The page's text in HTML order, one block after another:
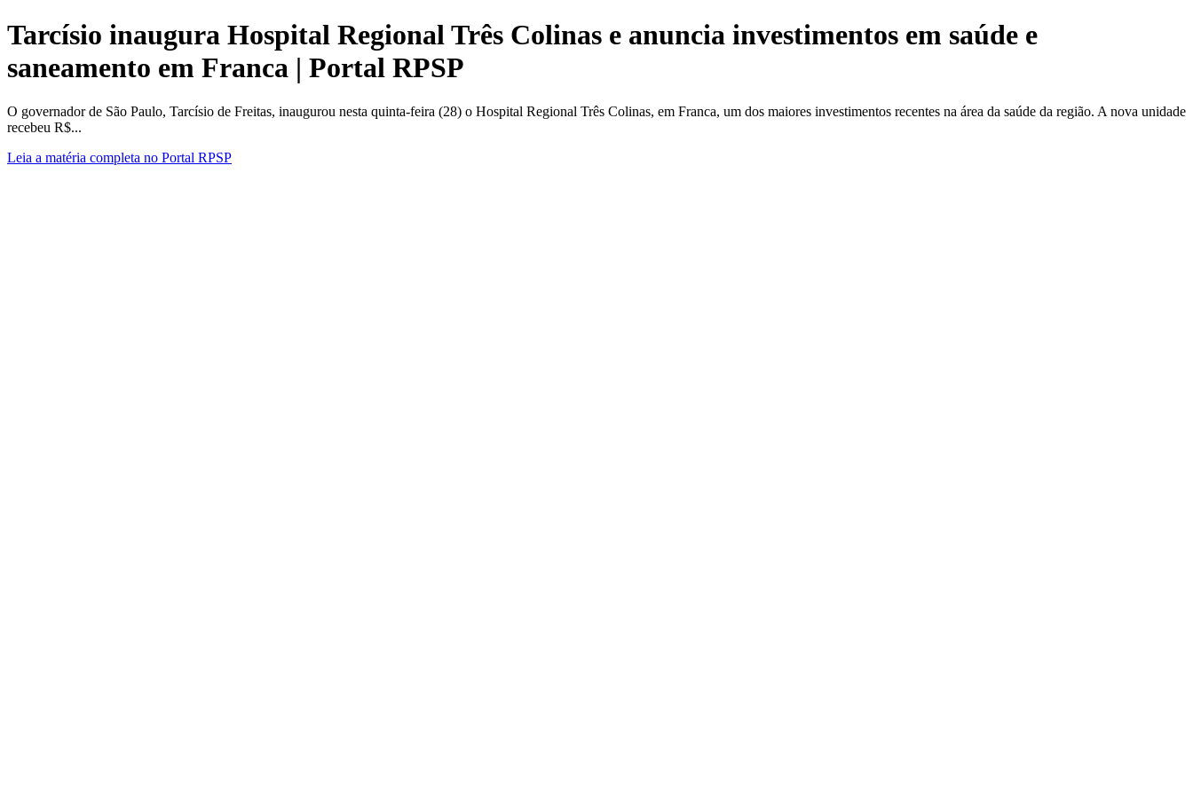
Tarcísio inaugura Hospital Regional Três Colinas e anuncia investimentos em saúde e
saneamento em Franca | Portal RPSP
O governador de São Paulo, Tarcísio de Freitas, inaugurou nesta quinta-feira (28) o Hospital Regional Três Colinas, em Franca, um dos maiores investimentos recentes na área da saúde da região. A nova unidade
recebeu R$...
Leia a matéria completa no Portal RPSP